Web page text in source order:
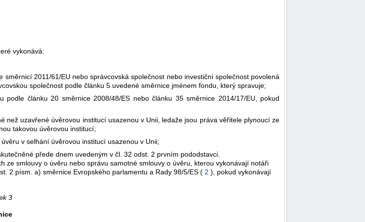
vykonává:
2011/61/EU nebo správcovská společnost nebo investiční společnost povolená
společnost podle článku 5 uvedené směrnice jménem fondu, který spravuje;
článku 20 směrnice 2008/48/ES nebo článku 35 směrnice 2014/17/EU, pokud
uzavřené úvěrovou institucí usazenou v Unii, ledaže jsou práva věřitele plynoucí ze
takovou úvěrovou institucí;
v selhání úvěrovou institucí usazenou v Unii;
přede dnem uvedeným v čl. 32 odst. 2 prvním pododstavci.
smlouvy o úvěru nebo správu samotné smlouvy o úvěru, kterou vykonávají notáři
2 písm. a) směrnice Evropského parlamentu a Rady 98/5/ES ( 2 ), pokud vykonávají
3